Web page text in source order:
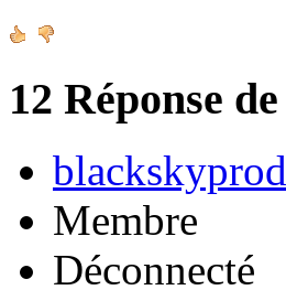
12 Réponse de
blackskyprod
Membre
Déconnecté